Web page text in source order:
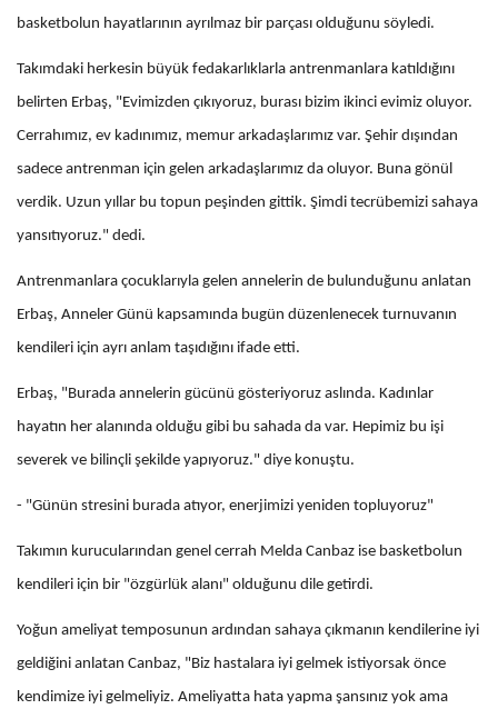
basketbolun hayatlarının ayrılmaz bir parçası olduğunu söyledi.
Takımdaki herkesin büyük fedakarlıklarla antrenmanlara katıldığını
belirten Erbaş, "Evimizden çıkıyoruz, burası bizim ikinci evimiz oluyor.
Cerrahımız, ev kadınımız, memur arkadaşlarımız var. Şehir dışından
sadece antrenman için gelen arkadaşlarımız da oluyor. Buna gönül
verdik. Uzun yıllar bu topun peşinden gittik. Şimdi tecrübemizi sahaya
yansıtıyoruz." dedi.
Antrenmanlara çocuklarıyla gelen annelerin de bulunduğunu anlatan
Erbaş, Anneler Günü kapsamında bugün düzenlenecek turnuvanın
kendileri için ayrı anlam taşıdığını ifade etti.
Erbaş, "Burada annelerin gücünü gösteriyoruz aslında. Kadınlar
hayatın her alanında olduğu gibi bu sahada da var. Hepimiz bu işi
severek ve bilinçli şekilde yapıyoruz." diye konuştu.
- "Günün stresini burada atıyor, enerjimizi yeniden topluyoruz"
Takımın kurucularından genel cerrah Melda Canbaz ise basketbolun
kendileri için bir "özgürlük alanı" olduğunu dile getirdi.
Yoğun ameliyat temposunun ardından sahaya çıkmanın kendilerine iyi
geldiğini anlatan Canbaz, "Biz hastalara iyi gelmek istiyorsak önce
kendimize iyi gelmeliyiz. Ameliyatta hata yapma şansınız yok ama